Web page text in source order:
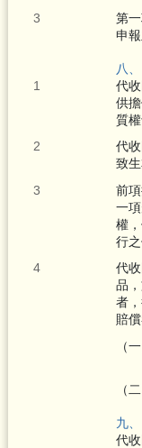
第
申
八、
代
供
質權
代
致
前
一
權
行
代
品
者
賠
（
（
九、
代